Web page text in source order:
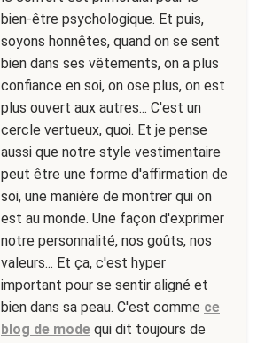
bien-être psychologique. Et puis,
soyons honnêtes, quand on se sent
bien dans ses vêtements, on a plus
confiance en soi, on ose plus, on est
plus ouvert aux autres... C'est un
cercle vertueux, quoi. Et je pense
aussi que notre style vestimentaire
peut être une forme d'affirmation de
soi, une manière de montrer qui on
est au monde. Une façon d'exprimer
notre personnalité, nos goûts, nos
valeurs... Et ça, c'est hyper
important pour se sentir aligné et
bien dans sa peau. C'est comme ce
blog de mode qui dit toujours de